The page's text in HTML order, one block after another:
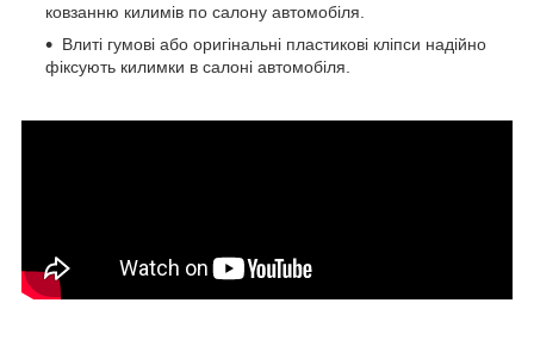
ковзанню килимів по салону автомобіля.
Влиті гумові або оригінальні пластикові кліпси надійно
фіксують килимки в салоні автомобіля.